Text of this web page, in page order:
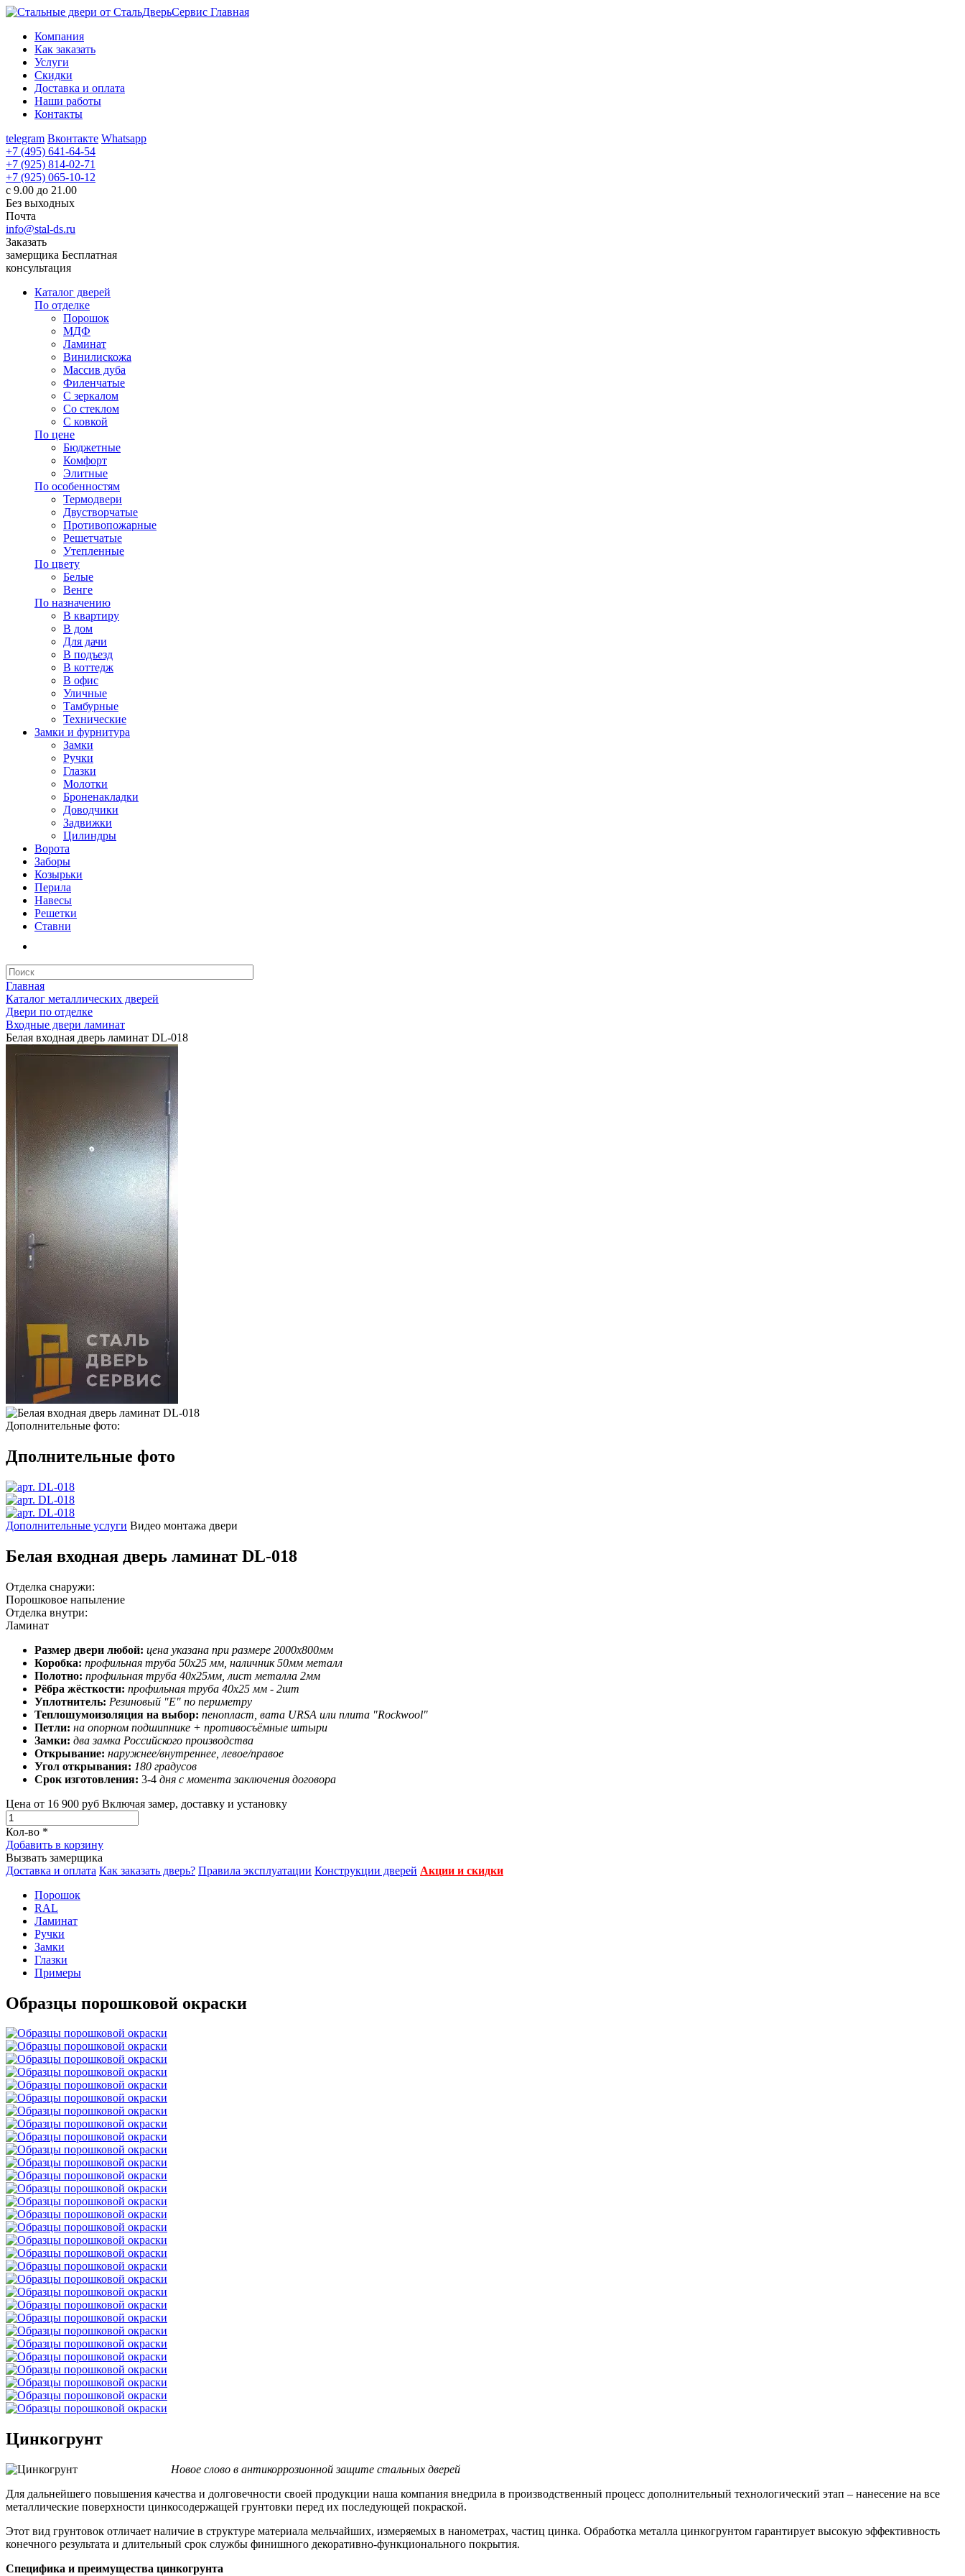
Главная
Компания
Как заказать
Услуги
Скидки
Доставка и оплата
Наши работы
Контакты
telegram Вконтакте Whatsapp
+7 (495) 641-64-54
+7 (925) 814-02-71
+7 (925) 065-10-12
с 9.00 до 21.00
Без выходных
Почта
info@stal-ds.ru
Заказать
замерщика Бесплатная
консультация
Каталог дверей
По отделке
Порошок
МДФ
Ламинат
Винилискожа
Массив дуба
Филенчатые
С зеркалом
Со стеклом
С ковкой
По цене
Бюджетные
Комфорт
Элитные
По особенностям
Термодвери
Двустворчатые
Противопожарные
Решетчатые
Утепленные
По цвету
Белые
Венге
По назначению
В квартиру
В дом
Для дачи
В подъезд
В коттедж
В офис
Уличные
Тамбурные
Технические
Замки и фурнитура
Замки
Ручки
Глазки
Молотки
Броненакладки
Доводчики
Задвижки
Цилиндры
Ворота
Заборы
Козырьки
Перила
Навесы
Решетки
Ставни
Главная
Каталог металлических дверей
Двери по отделке
Входные двери ламинат
Белая входная дверь ламинат DL-018
Дополнительные фото:
Дполнительные фото
Дополнительные услуги Видео монтажа двери
Белая входная дверь ламинат DL-018
Отделка снаружи:
Порошковое напыление
Отделка внутри:
Ламинат
Размер двери любой: цена указана при размере 2000х800мм
Коробка: профильная труба 50х25 мм, наличник 50мм металл
Полотно: профильная труба 40х25мм, лист металла 2мм
Рёбра жёсткости: профильная труба 40х25 мм - 2шт
Уплотнитель: Резиновый "Е" по периметру
Теплошумоизоляция на выбор: пенопласт, вата URSA или плита "Rockwool"
Петли: на опорном подшипнике + противосъёмные штыри
Замки: два замка Российского производства
Открывание: наружнее/внутреннее, левое/правое
Угол открывания: 180 градусов
Срок изготовления: 3-4 дня с момента заключения договора
Цена от 16 900 руб Включая замер, доставку и установку
Кол-во *
Добавить в корзину
Вызвать замерщика
Доставка и оплата Как заказать дверь? Правила эксплуатации Конструкции дверей Акции и скидки
Порошок
RAL
Ламинат
Ручки
Замки
Глазки
Примеры
Образцы порошковой окраски
Цинкогрунт
Новое слово в антикоррозионной защите стальных дверей
Для дальнейшего повышения качества и долговечности своей продукции наша компания внедрила в производственный процесс дополнительный технологический этап – нанесение на все
металлические поверхности цинкосодержащей грунтовки перед их последующей покраской.
Этот вид грунтовок отличает наличие в структуре материала мельчайших, измеряемых в нанометрах, частиц цинка. Обработка металла цинкогрунтом гарантирует высокую эффективность
конечного результата и длительный срок службы финишного декоративно-функционального покрытия.
Специфика и преимущества цинкогрунта